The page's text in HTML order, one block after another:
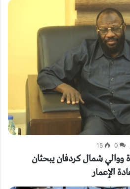
0
15
ووالي شمال كردفان يبحثان
الإعمار